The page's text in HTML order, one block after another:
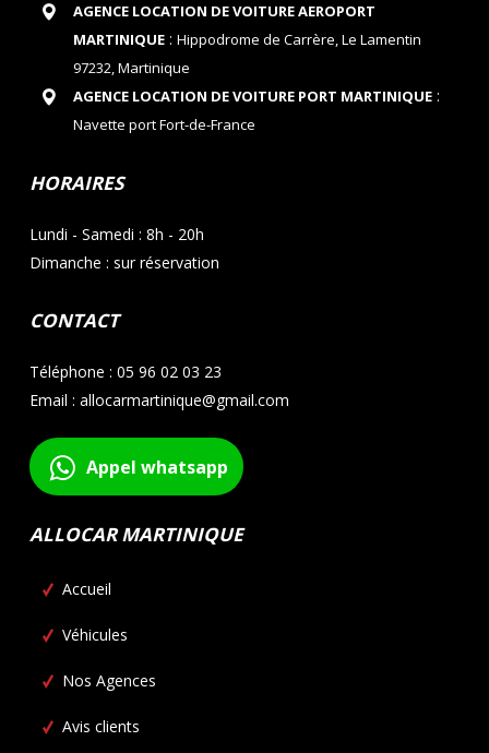
AGENCE LOCATION DE VOITURE AEROPORT
MARTINIQUE: Hippodrome de Carrère, Le Lamentin
97232, Martinique
AGENCE LOCATION DE VOITURE PORT MARTINIQUE:
Navette port Fort-de-France
HORAIRES
Lundi - Samedi : 8h - 20h
Dimanche : sur réservation
CONTACT
Téléphone : 05 96 02 03 23
Email : allocarmartinique@gmail.com
Appel whatsapp
ALLOCAR MARTINIQUE
Accueil
Véhicules
Nos Agences
Avis clients